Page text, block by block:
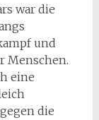
war die
und
Menschen.
eine
die